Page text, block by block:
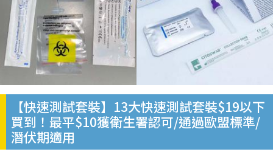
【快速測試套裝】13大快速測試套裝$19以下
買到！最平$10獲衛生署認可/通過歐盟標準/
潛伏期適用